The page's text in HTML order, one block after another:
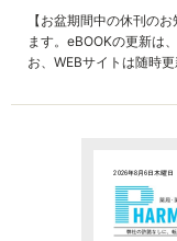
【お盆期間中の休刊の
ます。eBOOKの更新は
お、WEBサイトは随時更